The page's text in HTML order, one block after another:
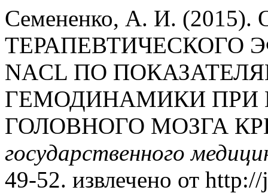
Семененко, А. И.
ТЕРАПЕВТИЧЕСКОГО
NACL ПО
ГЕМОДИНАМИКИ ПРИ
ГОЛОВНОГО МОЗГА
государственного
49-52. извлечено от